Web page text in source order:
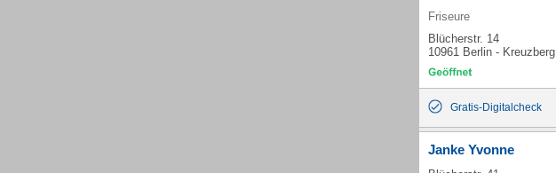
Friseure
Blücherstr. 14
10961 Berlin - Kreuzberg
Gratis-Digitalcheck
Janke Yvonne